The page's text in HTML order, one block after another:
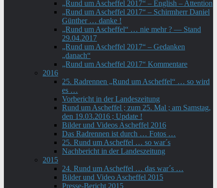
„Rund um Ascheffel 2017“ – English – Attention
„Rund um Ascheffel 2017“ – Schirmherr Daniel
Günther … danke !
„Rund um Ascheffel“ … nie mehr ? — Stand
29.04.2017
„Rund um Ascheffel 2017“ – Gedanken
„danach“
„Rund um Ascheffel 2017“ Kommentare
2016
25. Radrennen „Rund um Ascheffel“ … so wird
es …
Vorbericht in der Landeszeitung
Rund um Ascheffel ; zum 25. Mal ; am Samstag,
den 19.03.2016 ; Update !
Bilder und Videos Ascheffel 2016
Das Radrennen ist durch … Fotos …
25. Rund um Ascheffel … so war´s
Nachbericht in der Landeszeitung
2015
24. Rund um Ascheffel … das war´s …
Bilder und Video Ascheffel 2015
Presse-Bericht 2015